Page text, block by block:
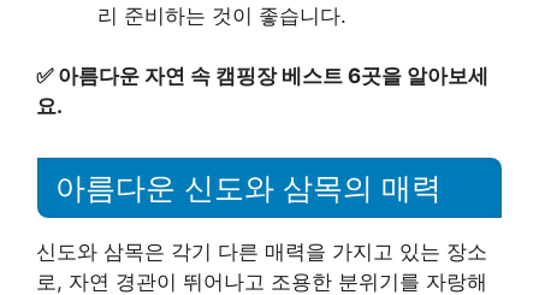
리 준비하는 것이 좋습니다.
✅ 아름다운 자연 속 캠핑장 베스트 6곳을 알아보세
요.
아름다운 신도와 삼목의 매력
신도와 삼목은 각기 다른 매력을 가지고 있는 장소
로, 자연 경관이 뛰어나고 조용한 분위기를 자랑해